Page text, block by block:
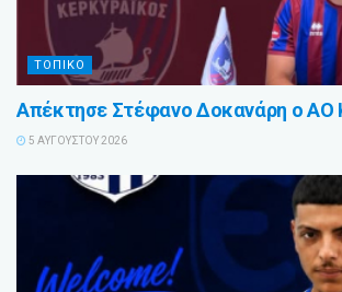
ΤΟΠΙΚΟ
Απέκτησε Στέφανο Δοκανάρη ο ΑΟ
5 ΑΥΓΟΎΣΤΟΥ 2026